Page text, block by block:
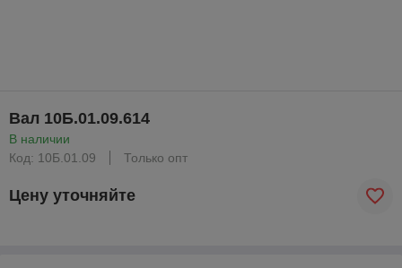
Вал 10Б.01.09.614
В наличии
Код: 10Б.01.09
Только опт
Цену уточняйте